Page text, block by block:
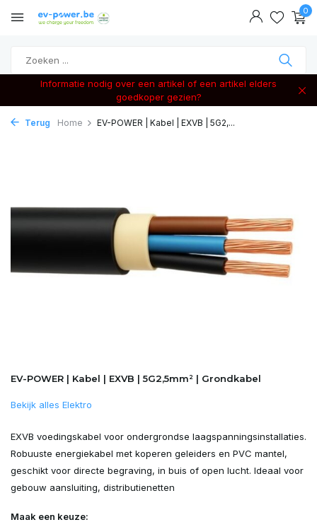
0
Informatie nodig over een artikel of een artikel elders
goedkoper gezien?
Terug Home EV-POWER | Kabel | EXVB | 5G2,...
EV-POWER | Kabel | EXVB | 5G2,5mm² | Grondkabel
Bekijk alles Elektro
EXVB voedingskabel voor ondergrondse laagspanningsinstallaties.
Robuuste energiekabel met koperen geleiders en PVC mantel,
geschikt voor directe begraving, in buis of open lucht. Ideaal voor
gebouw­ aansluiting, distributienetten
Maak een keuze: